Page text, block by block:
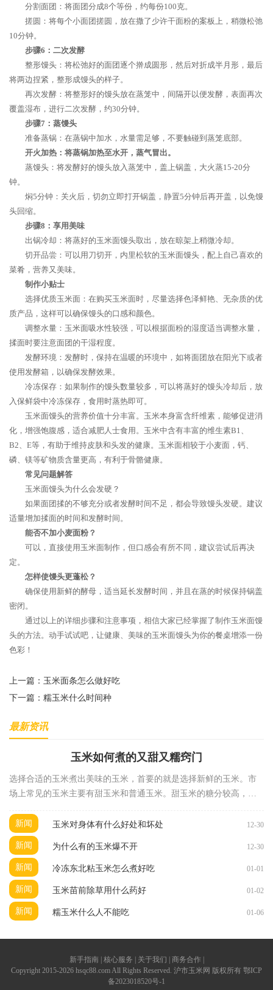
分割面团：将面团分成8个等份，约每份100克。
搓圆：将每个小面团搓圆，放在撒了少许干面粉的案板上，稍微松弛
10分钟。
步骤6：二次发酵
整形馒头：将松弛好的面团逐个擀成圆形，然后对折成半月形，最后
将两边捏紧，整形成馒头的样子。
再次发酵：将整形好的馒头放在蒸笼中，间隔开以便发酵，表面再次
覆盖湿布，进行二次发酵，约30分钟。
步骤7：蒸馒头
准备蒸锅：在蒸锅中加水，水量需足够，不要触碰到蒸笼底部。
开火加热：将蒸锅加热至水开，蒸气冒出。
蒸馒头：将发酵好的馒头放入蒸笼中，盖上锅盖，大火蒸15-20分
钟。
焖5分钟：关火后，切勿立即打开锅盖，静置5分钟后再开盖，以免馒
头回缩。
步骤8：享用美味
出锅冷却：将蒸好的玉米面馒头取出，放在晾架上稍微冷却。
切开品尝：可以用刀切开，内里松软的玉米面馒头，配上自己喜欢的
菜肴，营养又美味。
制作小贴士
选择优质玉米面：在购买玉米面时，尽量选择色泽鲜艳、无杂质的优
质产品，这样可以确保馒头的口感和颜色。
调整水量：玉米面吸水性较强，可以根据面粉的湿度适当调整水量，
揉面时要注意面团的干湿程度。
发酵环境：发酵时，保持在温暖的环境中，如将面团放在阳光下或者
使用发酵箱，以确保发酵效果。
冷冻保存：如果制作的馒头数量较多，可以将蒸好的馒头冷却后，放
入保鲜袋中冷冻保存，食用时蒸热即可。
玉米面馒头的营养价值十分丰富。玉米本身富含纤维素，能够促进消
化，增强饱腹感，适合减肥人士食用。玉米中含有丰富的维生素B1、
B2、E等，有助于维持皮肤和头发的健康。玉米面相较于小麦面，钙、
磷、镁等矿物质含量更高，有利于骨骼健康。
常见问题解答
玉米面馒头为什么会发硬？
如果面团揉的不够充分或者发酵时间不足，都会导致馒头发硬。建议
适量增加揉面的时间和发酵时间。
能否不加小麦面粉？
可以，直接使用玉米面制作，但口感会有所不同，建议尝试后再决
定。
怎样使馒头更蓬松？
确保使用新鲜的酵母，适当延长发酵时间，并且在蒸的时候保持锅盖
密闭。
通过以上的详细步骤和注意事项，相信大家已经掌握了制作玉米面馒
头的方法。动手试试吧，让健康、美味的玉米面馒头为你的餐桌增添一份
色彩！
上一篇： 玉米面条怎么做好吃
下一篇： 糯玉米什么时间种
最新资讯
玉米如何煮的又甜又糯窍门
选择合适的玉米煮出美味的玉米，首要的就是选择新鲜的玉米。市
场上常见的玉米主要有甜玉米和普通玉米。甜玉米的糖分较高，煮
新闻
玉米对身体有什么好处和坏处 12-30
新闻 为什么有的玉米爆不开 12-30
新闻 冷冻东北粘玉米怎么煮好吃 01-01
新闻 玉米苗前除草用什么药好 01-02
新闻 糯玉米什么人不能吃 01-06
新手指南 | 核心服务 | 关于我们 | 商务合作 |
Copyright 2015-2026 hsqc88.com All Rights Reserved. 沪市玉米网 版权所有 鄂ICP
备2023018520号-1